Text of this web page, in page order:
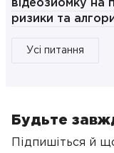
відеозйомку на
ризики та
Усі питання
Будьте
Підпишіться й